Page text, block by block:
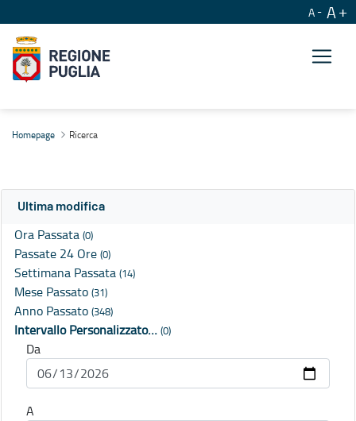
A A
Homepage Ricerca
Ultima modifica
Ora Passata (0)
Passate 24 Ore (0)
Settimana Passata (14)
Mese Passato (31)
Anno Passato (348)
Intervallo Personalizzato… (0)
Da
A